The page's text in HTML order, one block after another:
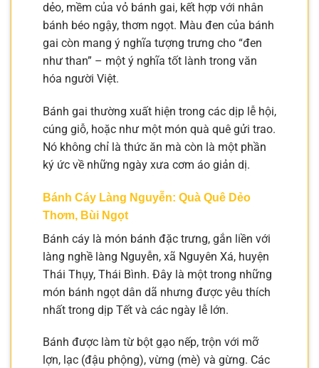
dẻo, mềm của vỏ bánh gai, kết hợp với nhân
bánh béo ngậy, thơm ngọt. Màu đen của bánh
gai còn mang ý nghĩa tượng trưng cho “đen
như than” – một ý nghĩa tốt lành trong văn
hóa người Việt.
Bánh gai thường xuất hiện trong các dịp lễ hội,
cúng giỗ, hoặc như một món quà quê gửi trao.
Nó không chỉ là thức ăn mà còn là một phần
ký ức về những ngày xưa cơm áo giản dị.
Bánh Cáy Làng Nguyễn: Quà Quê Dẻo
Thơm, Bùi Ngọt
Bánh cáy là món bánh đặc trưng, gắn liền với
làng nghề làng Nguyễn, xã Nguyên Xá, huyện
Thái Thụy, Thái Bình. Đây là một trong những
món bánh ngọt dân dã nhưng được yêu thích
nhất trong dịp Tết và các ngày lễ lớn.
Bánh được làm từ bột gạo nếp, trộn với mỡ
lợn, lạc (đậu phộng), vừng (mè) và gừng. Các